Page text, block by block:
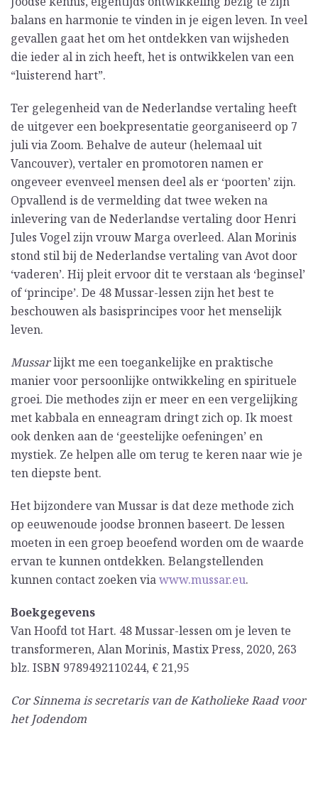
balans en harmonie te vinden in je eigen leven. In veel
gevallen gaat het om het ontdekken van wijsheden
die ieder al in zich heeft, het is ontwikkelen van een
“luisterend hart”.
Ter gelegenheid van de Nederlandse vertaling heeft
de uitgever een boekpresentatie georganiseerd op 7
juli via Zoom. Behalve de auteur (helemaal uit
Vancouver), vertaler en promotoren namen er
ongeveer evenveel mensen deel als er ‘poorten’ zijn.
Opvallend is de vermelding dat twee weken na
inlevering van de Nederlandse vertaling door Henri
Jules Vogel zijn vrouw Marga overleed. Alan Morinis
stond stil bij de Nederlandse vertaling van Avot door
‘vaderen’. Hij pleit ervoor dit te verstaan als ‘beginsel’
of ‘principe’. De 48 Mussar-lessen zijn het best te
beschouwen als basisprincipes voor het menselijk
leven.
Mussarlijkt me een toegankelijke en praktische
manier voor persoonlijke ontwikkeling en spirituele
groei. Die methodes zijn er meer en een vergelijking
met kabbala en enneagram dringt zich op. Ik moest
ook denken aan de ‘geestelijke oefeningen’ en
mystiek. Ze helpen alle om terug te keren naar wie je
ten diepste bent.
Het bijzondere van Mussar is dat deze methode zich
op eeuwenoude joodse bronnen baseert. De lessen
moeten in een groep beoefend worden om de waarde
ervan te kunnen ontdekken. Belangstellenden
kunnen contact zoeken viawww.mussar.eu.
Boekgegevens
Van Hoofd tot Hart. 48 Mussar-lessen om je leven te
transformeren, Alan Morinis, Mastix Press, 2020, 263
blz. ISBN 9789492110244, € 21,95
Cor Sinnema is secretaris van de Katholieke Raad voor
het Jodendom